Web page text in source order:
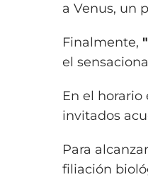
a Venus, un
Finalmente,
el
En el horario
invitados
Para
filiación